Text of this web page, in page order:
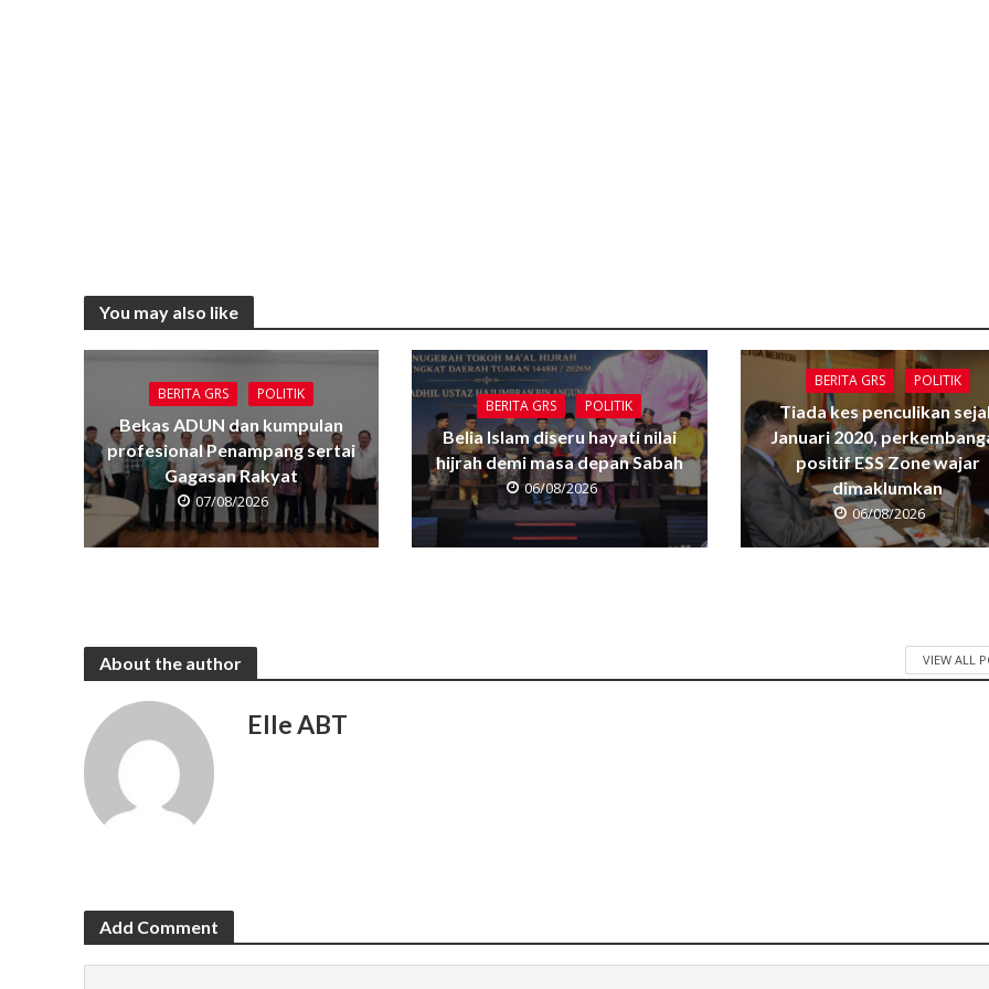
You may also like
BERITA GRS POLITIK
Bekas ADUN dan kumpulan
profesional Penampang sertai
Gagasan Rakyat
07/08/2026
BERITA GRS POLITIK
Belia Islam diseru hayati nilai
hijrah demi masa depan Sabah
06/08/2026
BERITA GRS POLITIK
Tiada kes penculikan
Januari 2020,
positif ESS Zone wajar
dimaklumkan
06/08/2026
About the author VIEW ALL
Elle ABT
Add Comment